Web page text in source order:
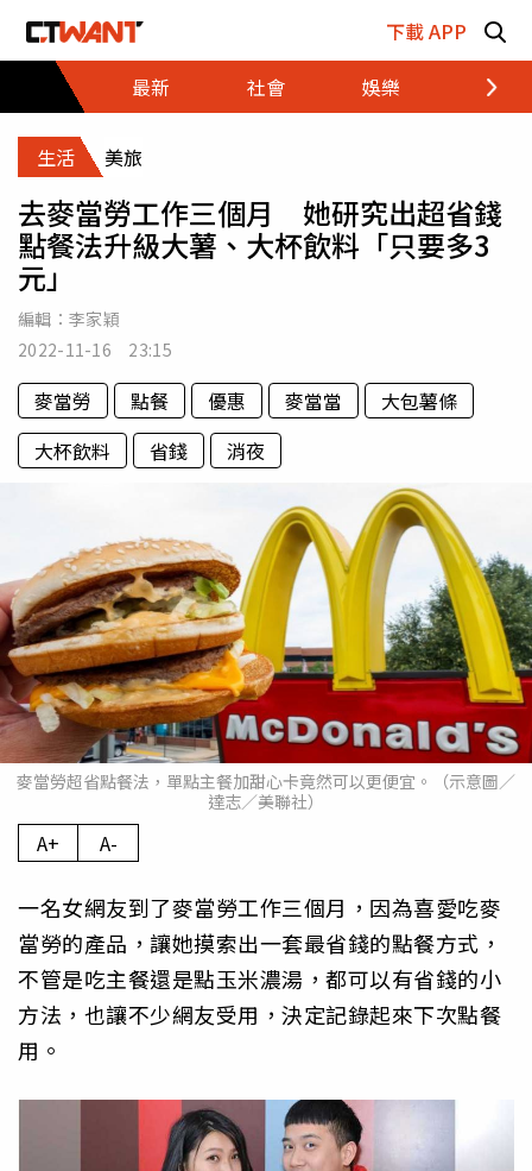
下載 APP
最新
社會 娛樂 財經
生活 美旅
去麥當勞工作三個月 她研究出超省錢
點餐法升級大薯、大杯飲料「只要多3
元」
編輯： 李家穎
2022-11-16 23:15
麥當勞 點餐 優惠 麥當當
大包薯條
大杯飲料
省錢 消夜
麥當勞超省點餐法，單點主餐加甜心卡竟然可以更便宜。（示意圖／
達志／美聯社）
A+ A-
一名女網友到了麥當勞工作三個月，因為喜愛吃麥
當勞的產品，讓她摸索出一套最省錢的點餐方式，
不管是吃主餐還是點玉米濃湯，都可以有省錢的小
方法，也讓不少網友受用，決定記錄起來下次點餐
用。